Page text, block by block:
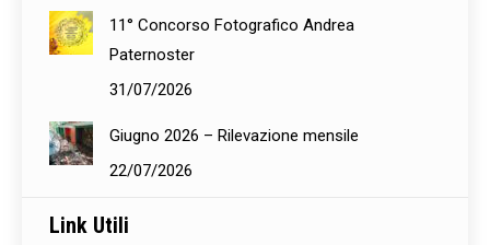
11° Concorso Fotografico Andrea
Paternoster
31/07/2026
Giugno 2026 – Rilevazione mensile
22/07/2026
Link Utili